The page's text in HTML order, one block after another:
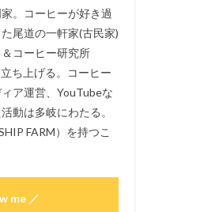
。コーヒーが好き過
尾道の一軒家(古民家)
コーヒー研究所
立ち上げる。コーヒー
ア運営、YouTubeな
動は多岐にわたる。
FARM）を持つこ
me ／